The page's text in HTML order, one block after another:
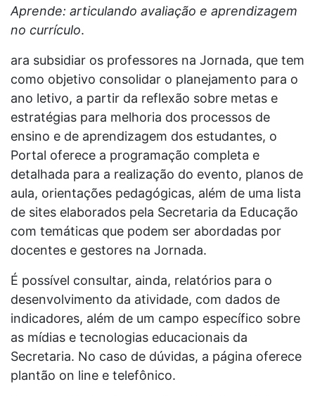
Aprende: articulando avaliação e aprendizagem
no currículo.
ara subsidiar os professores na Jornada, que tem
como objetivo consolidar o planejamento para o
ano letivo, a partir da reflexão sobre metas e
estratégias para melhoria dos processos de
ensino e de aprendizagem dos estudantes, o
Portal oferece a programação completa e
detalhada para a realização do evento, planos de
aula, orientações pedagógicas, além de uma lista
de sites elaborados pela Secretaria da Educação
com temáticas que podem ser abordadas por
docentes e gestores na Jornada.
É possível consultar, ainda, relatórios para o
desenvolvimento da atividade, com dados de
indicadores, além de um campo específico sobre
as mídias e tecnologias educacionais da
Secretaria. No caso de dúvidas, a página oferece
plantão on line e telefônico.